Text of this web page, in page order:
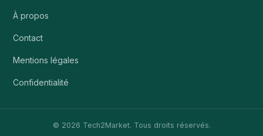
À propos
Contact
Mentions légales
Confidentialité
© 2026 Tech2Market. Tous droits réservés.